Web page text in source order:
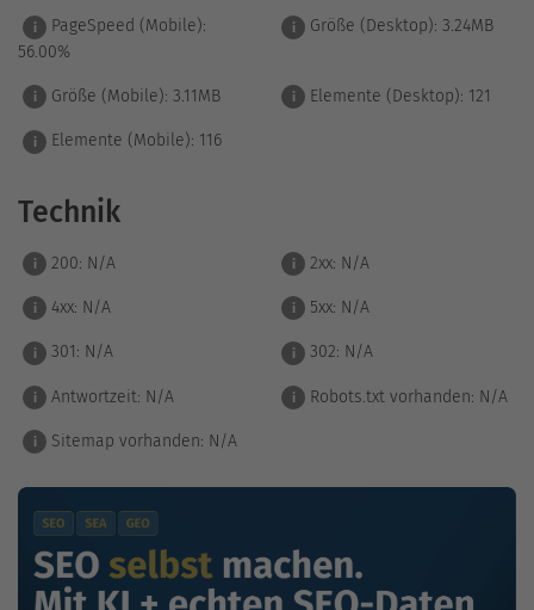
i
PageSpeed (Mobile):
56.00%
i Größe (Desktop): 3.24MB
i Größe (Mobile): 3.11MB i Elemente (Desktop): 121
i Elemente (Mobile): 116
Technik
i 200: N/A i 2xx: N/A
i 4xx: N/A i 5xx: N/A
i 301: N/A i 302: N/A
i Antwortzeit: N/A i Robots.txt vorhanden: N/A
i Sitemap vorhanden: N/A